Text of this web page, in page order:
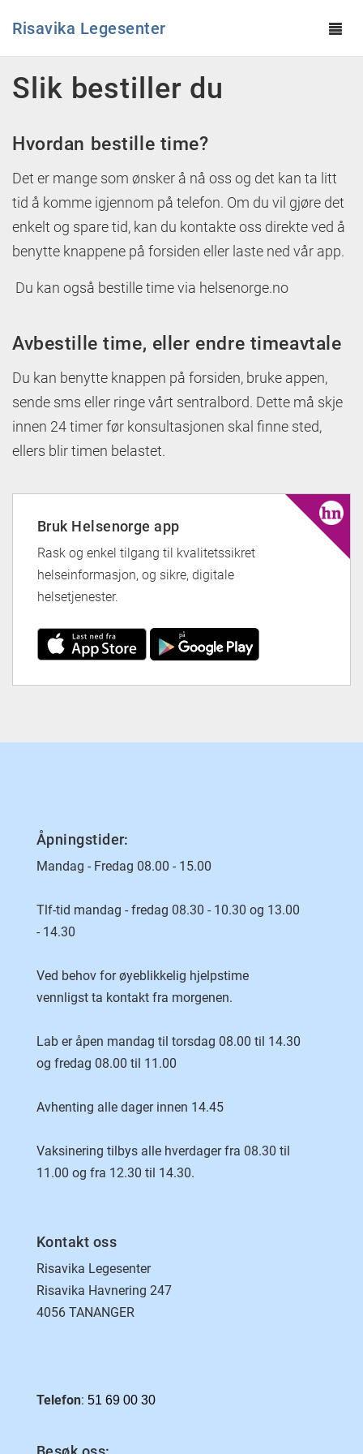
Risavika Legesenter
Slik bestiller du
Hvordan bestille time?
Det er mange som ønsker å nå oss og det kan ta litt
tid å komme igjennom på telefon. Om du vil gjøre det
enkelt og spare tid, kan du kontakte oss direkte ved å
benytte knappene på forsiden eller laste ned vår app.
Du kan også bestille time via helsenorge.no
Avbestille time, eller endre timeavtale
Du kan benytte knappen på forsiden, bruke appen,
sende sms eller ringe vårt sentralbord. Dette må skje
innen 24 timer før konsultasjonen skal finne sted,
ellers blir timen belastet.
Bruk Helsenorge app
Rask og enkel tilgang til kvalitetssikret
helseinformasjon, og sikre, digitale
helsetjenester.
Åpningstider:
Mandag - Fredag 08.00 - 15.00
Tlf-tid mandag - fredag 08.30 - 10.30 og 13.00
- 14.30
Ved behov for øyeblikkelig hjelpstime
vennligst ta kontakt fra morgenen.
Lab er åpen mandag til torsdag 08.00 til 14.30
og fredag 08.00 til 11.00
Avhenting alle dager innen 14.45
Vaksinering tilbys alle hverdager fra 08.30 til
11.00 og fra 12.30 til 14.30.
Kontakt oss
Risavika Legesenter
Risavika Havnering 247
4056 TANANGER
Telefon: 51 69 00 30